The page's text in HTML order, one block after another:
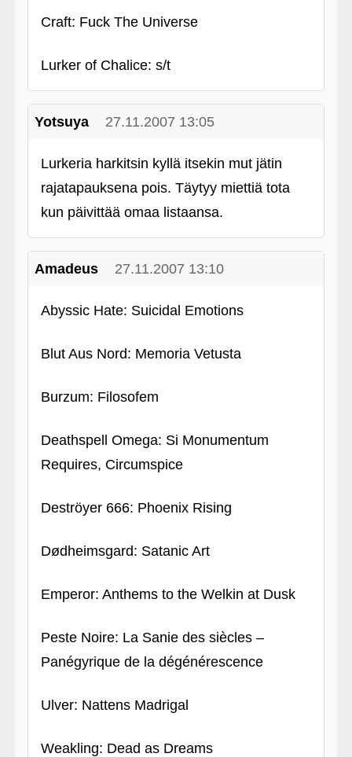
Craft: Fuck The Universe
Lurker of Chalice: s/t
Yotsuya 27.11.2007 13:05
Lurkeria harkitsin kyllä itsekin mut jätin
rajatapauksena pois. Täytyy miettiä tota
kun päivittää omaa listaansa.
Amadeus 27.11.2007 13:10
Abyssic Hate: Suicidal Emotions
Blut Aus Nord: Memoria Vetusta
Burzum: Filosofem
Deathspell Omega: Si Monumentum
Requires, Circumspice
Deströyer 666: Phoenix Rising
Dødheimsgard: Satanic Art
Emperor: Anthems to the Welkin at Dusk
Peste Noire: La Sanie des siècles –
Panégyrique de la dégénérescence
Ulver: Nattens Madrigal
Weakling: Dead as Dreams